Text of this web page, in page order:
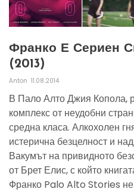
Франко Е Сериен
(2013)
Anton 11.08.2014
В Пало Алто Джия Копола,
комплекс от неудобни
средна класа. Алкохолен
истерична безцелност и
Вакумът на привидното
от Брет Елис, с който
Франко Palo Alto Stories